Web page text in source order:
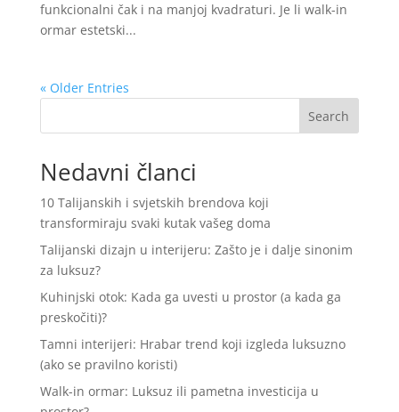
funkcionalni čak i na manjoj kvadraturi. Je li walk-in
ormar estetski...
« Older Entries
Search
Nedavni članci
10 Talijanskih i svjetskih brendova koji
transformiraju svaki kutak vašeg doma
Talijanski dizajn u interijeru: Zašto je i dalje sinonim
za luksuz?
Kuhinjski otok: Kada ga uvesti u prostor (a kada ga
preskočiti)?
Tamni interijeri: Hrabar trend koji izgleda luksuzno
(ako se pravilno koristi)
Walk-in ormar: Luksuz ili pametna investicija u